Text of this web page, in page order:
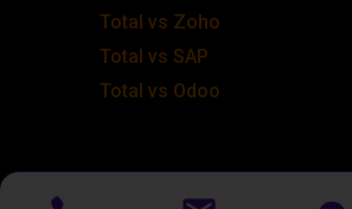
Total vs Zoho
Total vs SAP
Total vs Odoo